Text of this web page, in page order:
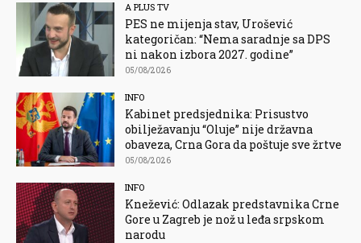
A PLUS TV
PES ne mijenja stav, Urošević
kategoričan: “Nema saradnje sa DPS
ni nakon izbora 2027. godine”
05/08/2026
INFO
Kabinet predsjednika: Prisustvo
obilježavanju “Oluje” nije državna
obaveza, Crna Gora da poštuje sve žrtve
05/08/2026
INFO
Knežević: Odlazak predstavnika Crne
Gore u Zagreb je nož u leđa srpskom
narodu